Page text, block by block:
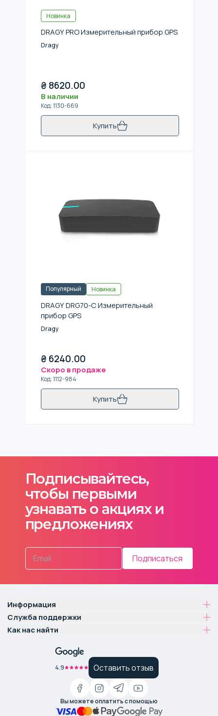
Новинка
DRAGY PRO Измерительный прибор GPS
Dragy
₴ 8620.00
В наличии
Код:1130-669
Купить
Популярный Новинка
DRAGY DRG70-C Измерительный
прибор GPS
Dragy
₴ 6240.00
Скоро в продаже
Код:1112-984
Купить
Подписывайтесь,
чтобы первыми
узнавать о акциях и
предложениях
Подписаться
Информация
Служба поддержки
Как нас найти
4.9 Оставить отзыв
Вы можете оплатить с помощью